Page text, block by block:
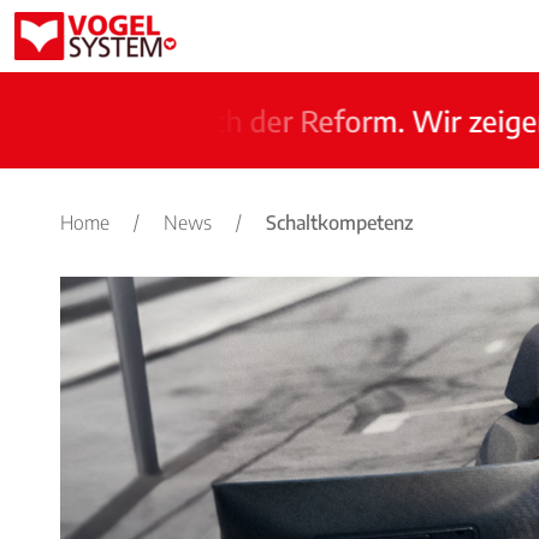
nach der Reform. Wir zeigen Ihnen
Home / News / Schaltkompetenz